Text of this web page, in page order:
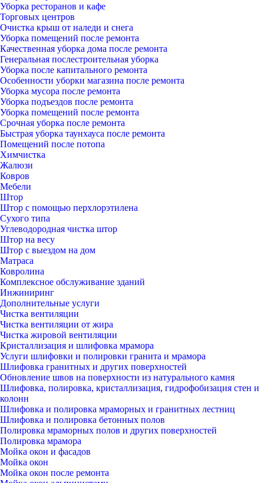
Уборка ресторанов и кафе
Торговых центров
Очистка крыш от наледи и снега
Уборка помещений после ремонта
Качественная уборка дома после ремонта
Генеральная послестроительная уборка
Уборка после капитального ремонта
Особенности уборки магазина после ремонта
Уборка мусора после ремонта
Уборка подъездов после ремонта
Уборка помещений после ремонта
Срочная уборка после ремонта
Быстрая уборка таунхауса после ремонта
Помещений после потопа
Химчистка
Жалюзи
Ковров
Мебели
Штор
Штор с помощью перхлорэтилена
Сухого типа
Углеводородная чистка штор
Штор на весу
Штор с выездом на дом
Матраса
Ковролина
Комплексное обслуживание зданий
Инжиниринг
Дополнительные услуги
Чистка вентиляции
Чистка вентиляции от жира
Чистка жировой вентиляции
Кристаллизация и шлифовка мрамора
Услуги шлифовки и полировки гранита и мрамора
Шлифовка гранитных и других поверхностей
Обновление швов на поверхности из натурального камня
Шлифовка, полировка, кристаллизация, гидрофобизация стен и
колонн
Шлифовка и полировка мраморных и гранитных лестниц
Шлифовка и полировка бетонных полов
Полировка мраморных полов и других поверхностей
Полировка мрамора
Мойка окон и фасадов
Мойка окон
Мойка окон после ремонта